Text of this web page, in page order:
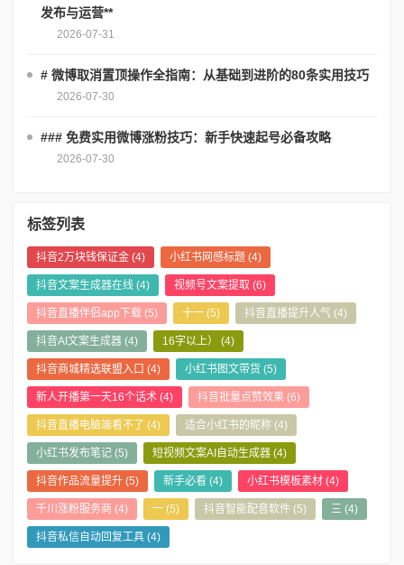
发布与运营**
2026-07-31
# 微博取消置顶操作全指南：从基础到进阶的80条实用技巧
2026-07-30
### 免费实用微博涨粉技巧：新手快速起号必备攻略
2026-07-30
标签列表
抖音2万块钱保证金 (4) 小红书网感标题 (4)
抖音文案生成器在线 (4) 视频号文案提取 (6)
抖音直播伴侣app下载 (5) 十一 (5) 抖音直播提升人气 (4)
抖音AI文案生成器 (4) 16字以上） (4)
抖音商城精选联盟入口 (4) 小红书图文带货 (5)
新人开播第一天16个话术 (4) 抖音批量点赞效果 (6)
抖音直播电脑端看不了 (4) 适合小红书的昵称 (4)
小红书发布笔记 (5) 短视频文案AI自动生成器 (4)
抖音作品流量提升 (5) 新手必看 (4) 小红书模板素材 (4)
千川涨粉服务商 (4) 一 (5) 抖音智能配音软件 (5) 三 (4)
抖音私信自动回复工具 (4)